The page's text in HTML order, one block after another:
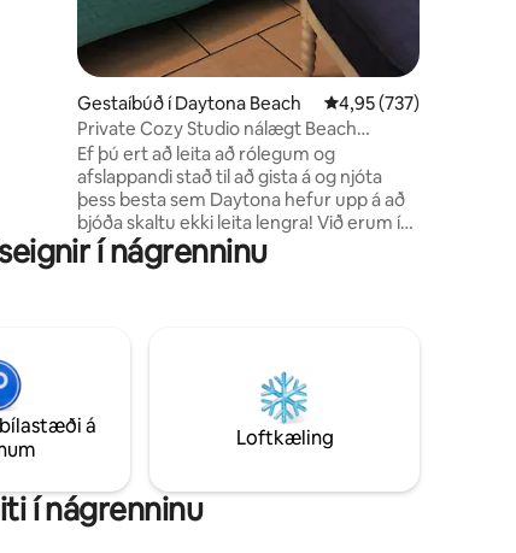
Gestaíbúð í Daytona Beach 4,95 af 5 í
4,95 (737)
Private Cozy Studio nálægt Beach
Speedway Pickleball
Ef þú ert að leita að rólegum og
afslappandi stað til að gista á og njóta
þess besta sem Daytona hefur upp á að
bjóða skaltu ekki leita lengra! Við erum í
10 mínútna akstursfjarlægð frá næstu
strönd, 15 mínútur að hraðbrautinni og 3
heimili til heimilis. Það rúmar vel einn eða
tvo gesti. Queen-rúm. Vegna ofnæmis
eigenda og astma getum við ekki tekið á
móti neinum dýrum.
í nágrenninu
á
Loftkæling
í nágrenninu